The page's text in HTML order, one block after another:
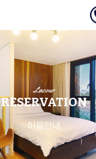
Lacour
RESERVATION
이용안내